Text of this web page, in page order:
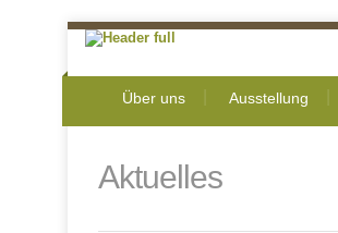
Über uns Ausstellung
Aktuelles